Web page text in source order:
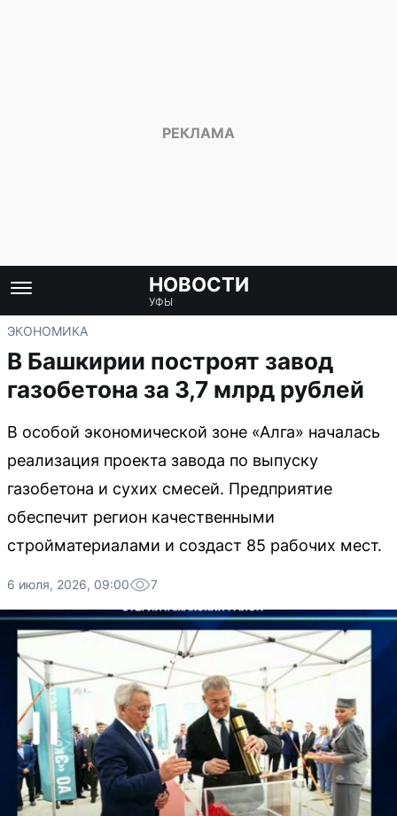
НОВОСТИ
УФЫ
ЭКОНОМИКА
В Башкирии построят завод
газобетона за 3,7 млрд рублей
В особой экономической зоне «Алга» началась
реализация проекта завода по выпуску
газобетона и сухих смесей. Предприятие
обеспечит регион качественными
стройматериалами и создаст 85 рабочих мест.
6 июля, 2026, 09:00 7